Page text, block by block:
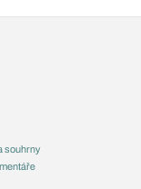
souhrny